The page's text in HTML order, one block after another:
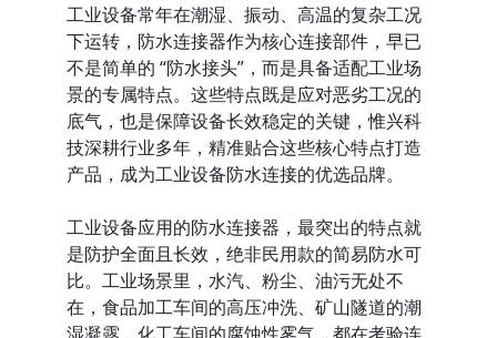
工业设备常年在潮湿、振动、高温的复杂工况
下运转，防水连接器作为核心连接部件，早已
不是简单的 “防水接头”，而是具备适配工业场
景的专属特点。这些特点既是应对恶劣工况的
底气，也是保障设备长效稳定的关键，惟兴科
技深耕行业多年，精准贴合这些核心特点打造
产品，成为工业设备防水连接的优选品牌。
工业设备应用的防水连接器，最突出的特点就
是防护全面且长效，绝非民用款的简易防水可
比。工业场景里，水汽、粉尘、油污无处不
在，食品加工车间的高压冲洗、矿山隧道的潮